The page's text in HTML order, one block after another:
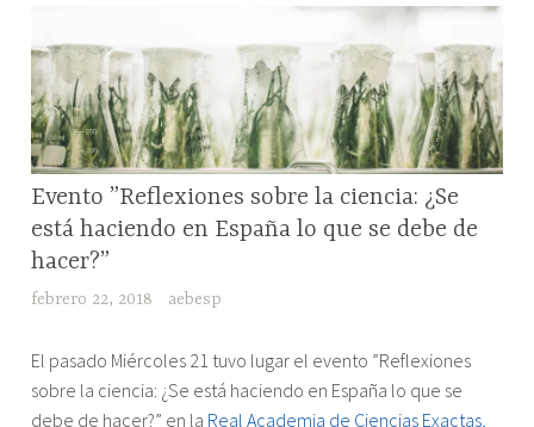
RESEÑAS
DE
EVENTOS
Evento ”Reflexiones sobre la ciencia: ¿Se
está haciendo en España lo que se debe de
hacer?”
febrero 22, 2018 aebesp
"Evento
”Reflexiones
sobre
El pasado Miércoles 21 tuvo lugar el evento ”Reflexiones
sobre la ciencia: ¿Se está haciendo en España lo que se
debe de hacer?” en la Real Academia de Ciencias Exactas,